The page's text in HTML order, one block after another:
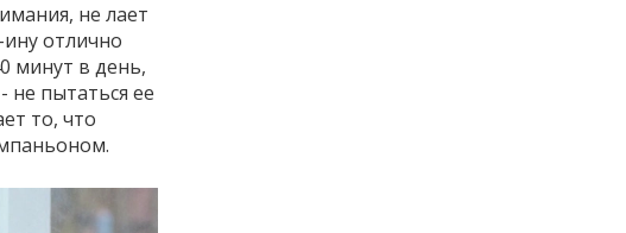
не лает
отлично
минут в день,
не пытаться ее
то, что